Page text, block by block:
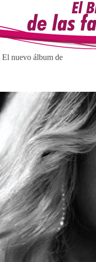
El nuevo álbum de